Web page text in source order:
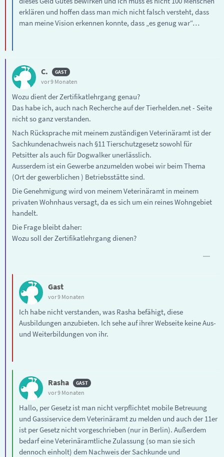
erklären und hoffen dass man mich nicht falsch versteht, dass
man meine Vision erkennen konnte, dass „es genug war“…
C.
vor 9 Monaten
Wozu dient der Zertifikatlehrgang genau?
Das habe ich, auch nach Recherche auf der Tierhelden.net - Seite
nicht so ganz verstanden.
Nach Rücksprache mit meinem zuständigen Veterinäramt ist der
Sachkundenachweis nach §11 Tierschutzgesetz sowohl für
Petsitter als auch für Dogwalker unerlässlich.
Ausserdem ist ein Gewerbe anzumelden wobei wir beim Thema
(Ort der gewerblichen ) Betriebsstätte sind.
Die Genehmigung wird von meinem Veterinäramt in meinem
privaten Wohnhaus versagt, da es sich um ein reines Wohngebiet
handelt.
Die Frage bleibt daher:
Wozu soll der Zertifikatlehrgang dienen?
Gast
vor 9 Monaten
Ich habe nicht verstanden, was Rasha befähigt, diese
Ausbildungen anzubieten. Ich sehe auf ihrer Webseite keine Aus-
und Weiterbildungen von ihr.
Rasha
vor 9 Monaten
Hallo, per Gesetz ist man nicht verpflichtet mobile Betreuung
und Gassiservice dem Veterinäramt zu melden und auch der 11er
ist per Gesetz nicht vorgeschrieben (nur in Berlin). Außerdem
bedarf eine Veterinäramtliche Zulassung (so man sie sich
dennoch einholt) dem Nachweis der Sachkunde und